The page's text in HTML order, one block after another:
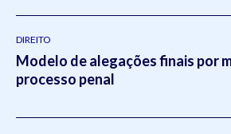
DIREITO
Modelo de alegações finais por
processo penal